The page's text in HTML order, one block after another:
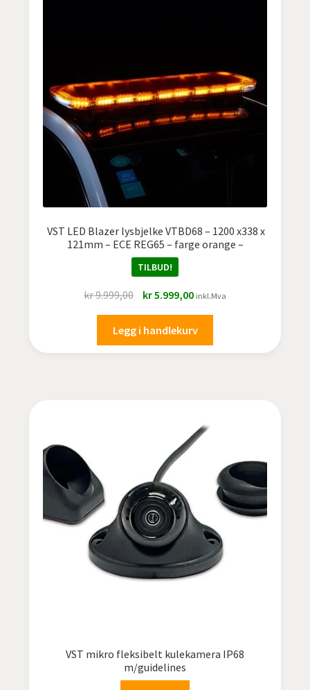
VST LED Blazer lysbjelke VTBD68 – 1200 x338 x
121mm – ECE REG65 – farge orange –
TILBUD!
kr9.999,00
Opprinnelig
var:
kr 9.999,00.
kr5.999,00Nåværende
er:
kr 5.999,00.
inkl.Mva
Legg i handlekurv
VST mikro fleksibelt kulekamera IP68
m/guidelines